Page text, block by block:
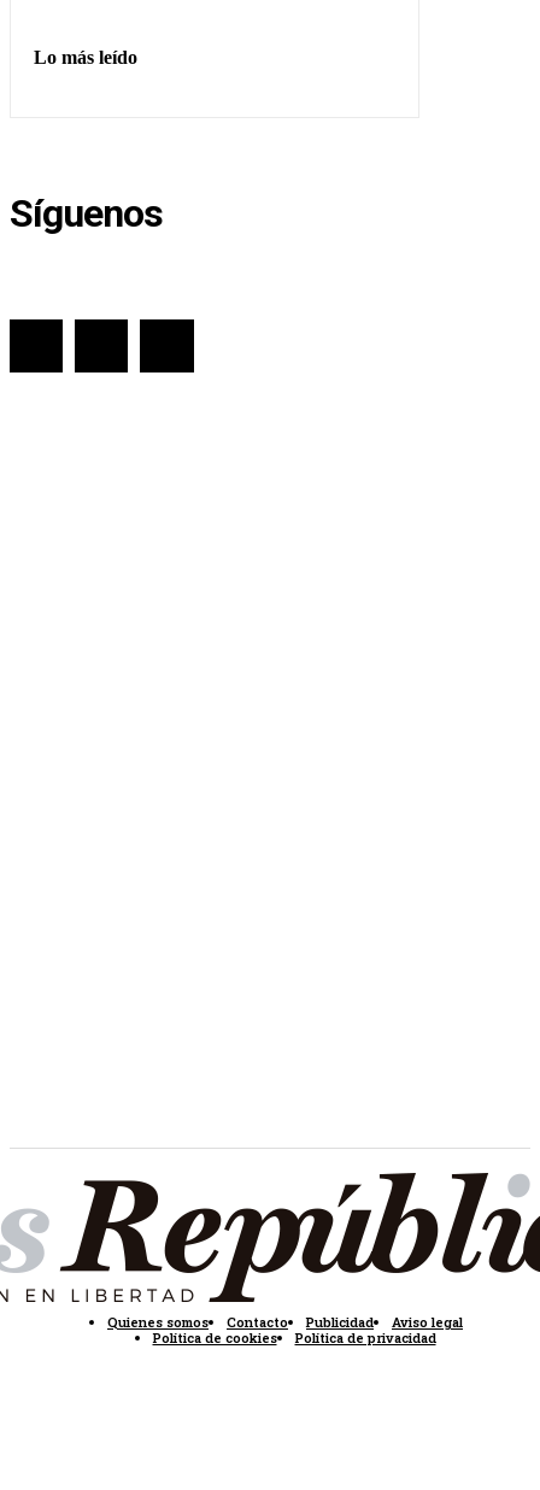
Lo más leído
Síguenos
Quienes somos Contacto Publicidad
Aviso legal
Política de cookies
Política de privacidad